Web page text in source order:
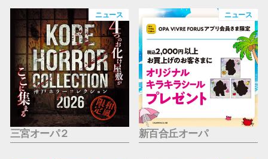
ニュース
三宮オーパ２
ニュース
新百合丘オーパ